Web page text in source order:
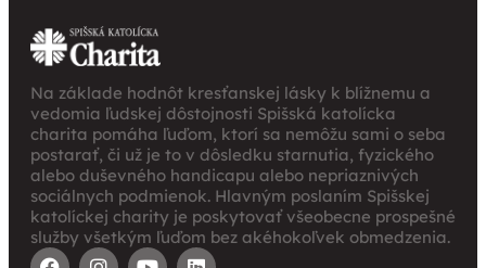
Na základe hodnôt kresťanskej lásky k blížnemu a
vedomia ľudskej dôstojnosti Spišská katolícka
charita pomáha ľuďom, ktorí sa nemôžu sami o seba
postarať, či už je to v dôsledku starnutia, fyzického
alebo duševného handicapu alebo nepriaznivých
sociálnych podmienok. Hlavným poslaním Spišskej
katolíckej charity je poskytovať všeobecne prospešné
služby všetkým ľuďom bez akéhokoľvek obmedzenia.